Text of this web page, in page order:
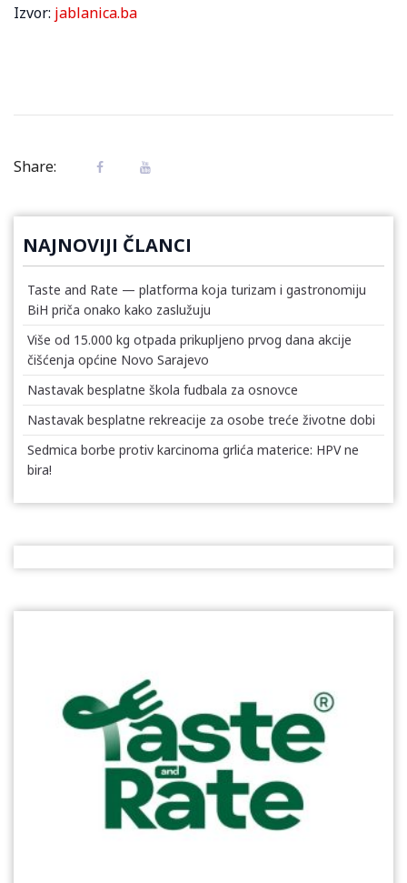
Izvor: jablanica.ba
Share:
NAJNOVIJI ČLANCI
Taste and Rate — platforma koja turizam i gastronomiju
BiH priča onako kako zaslužuju
Više od 15.000 kg otpada prikupljeno prvog dana akcije
čišćenja općine Novo Sarajevo
Nastavak besplatne škola fudbala za osnovce
Nastavak besplatne rekreacije za osobe treće životne dobi
Sedmica borbe protiv karcinoma grlića materice: HPV ne
bira!